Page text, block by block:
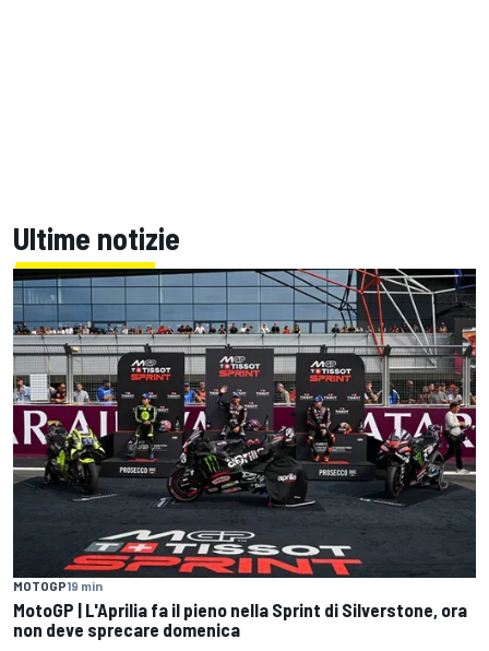
Ultime notizie
MOTOGP19 min
MotoGP | L'Aprilia fa il pieno nella Sprint di Silverstone, ora
non deve sprecare domenica